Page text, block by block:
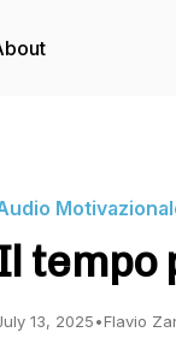
tempo
13, 2025•Flavio